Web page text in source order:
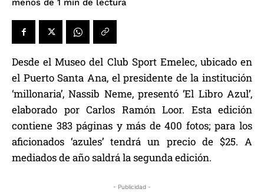
menos de 1 min de lectura
Desde el Museo del Club Sport Emelec, ubicado en
el Puerto Santa Ana, el presidente de la institución
‘millonaria’, Nassib Neme, presentó ‘El Libro Azul’,
elaborado por Carlos Ramón Loor. Esta edición
contiene 383 páginas y más de 400 fotos; para los
aficionados ‘azules’ tendrá un precio de $25. A
mediados de año saldrá la segunda edición.
- Publicidad -